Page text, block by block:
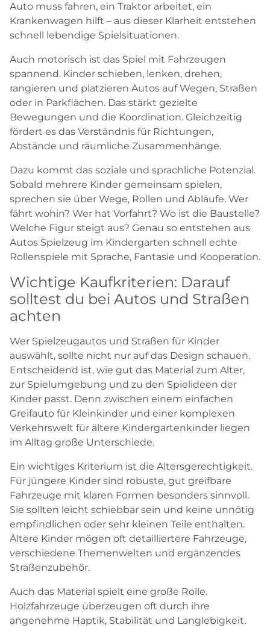
Auto muss fahren, ein Traktor arbeitet, ein
Krankenwagen hilft – aus dieser Klarheit entstehen
schnell lebendige Spielsituationen.
Auch motorisch ist das Spiel mit Fahrzeugen
spannend. Kinder schieben, lenken, drehen,
rangieren und platzieren Autos auf Wegen, Straßen
oder in Parkflächen. Das stärkt gezielte
Bewegungen und die Koordination. Gleichzeitig
fördert es das Verständnis für Richtungen,
Abstände und räumliche Zusammenhänge.
Dazu kommt das soziale und sprachliche Potenzial.
Sobald mehrere Kinder gemeinsam spielen,
sprechen sie über Wege, Rollen und Abläufe. Wer
fährt wohin? Wer hat Vorfahrt? Wo ist die Baustelle?
Welche Figur steigt aus? Genau so entstehen aus
Autos Spielzeug im Kindergarten schnell echte
Rollenspiele mit Sprache, Fantasie und Kooperation.
Wichtige Kaufkriterien: Darauf
solltest du bei Autos und Straßen
achten
Wer Spielzeugautos und Straßen für Kinder
auswählt, sollte nicht nur auf das Design schauen.
Entscheidend ist, wie gut das Material zum Alter,
zur Spielumgebung und zu den Spielideen der
Kinder passt. Denn zwischen einem einfachen
Greifauto für Kleinkinder und einer komplexen
Verkehrswelt für ältere Kindergartenkinder liegen
im Alltag große Unterschiede.
Ein wichtiges Kriterium ist die Altersgerechtigkeit.
Für jüngere Kinder sind robuste, gut greifbare
Fahrzeuge mit klaren Formen besonders sinnvoll.
Sie sollten leicht schiebbar sein und keine unnötig
empfindlichen oder sehr kleinen Teile enthalten.
Ältere Kinder mögen oft detailliertere Fahrzeuge,
verschiedene Themenwelten und ergänzendes
Straßenzubehör.
Auch das Material spielt eine große Rolle.
Holzfahrzeuge überzeugen oft durch ihre
angenehme Haptik, Stabilität und Langlebigkeit.